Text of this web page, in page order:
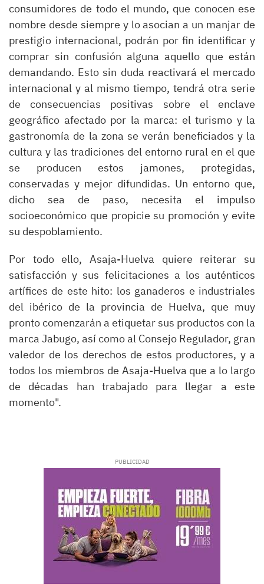
consumidores de todo el mundo, que conocen ese
nombre desde siempre y lo asocian a un manjar de
prestigio internacional, podrán por fin identificar y
comprar sin confusión alguna aquello que están
demandando. Esto sin duda reactivará el mercado
internacional y al mismo tiempo, tendrá otra serie
de consecuencias positivas sobre el enclave
geográfico afectado por la marca: el turismo y la
gastronomía de la zona se verán beneficiados y la
cultura y las tradiciones del entorno rural en el que
se producen estos jamones, protegidas,
conservadas y mejor difundidas. Un entorno que,
dicho sea de paso, necesita el impulso
socioeconómico que propicie su promoción y evite
su despoblamiento.
Por todo ello, Asaja-Huelva quiere reiterar su
satisfacción y sus felicitaciones a los auténticos
artífices de este hito: los ganaderos e industriales
del ibérico de la provincia de Huelva, que muy
pronto comenzarán a etiquetar sus productos con la
marca Jabugo, así como al Consejo Regulador, gran
valedor de los derechos de estos productores, y a
todos los miembros de Asaja-Huelva que a lo largo
de décadas han trabajado para llegar a este
momento".